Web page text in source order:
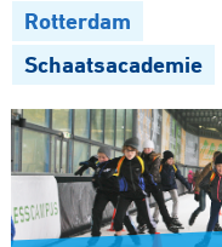
Rotterdam
Schaatsacademie